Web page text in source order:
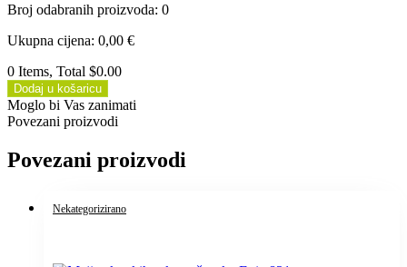
Broj odabranih proizvoda: 0
Ukupna cijena: 0,00 €
0 Items, Total $0.00
Dodaj u košaricu
Moglo bi Vas zanimati
Povezani proizvodi
Povezani proizvodi
Nekategorizirano